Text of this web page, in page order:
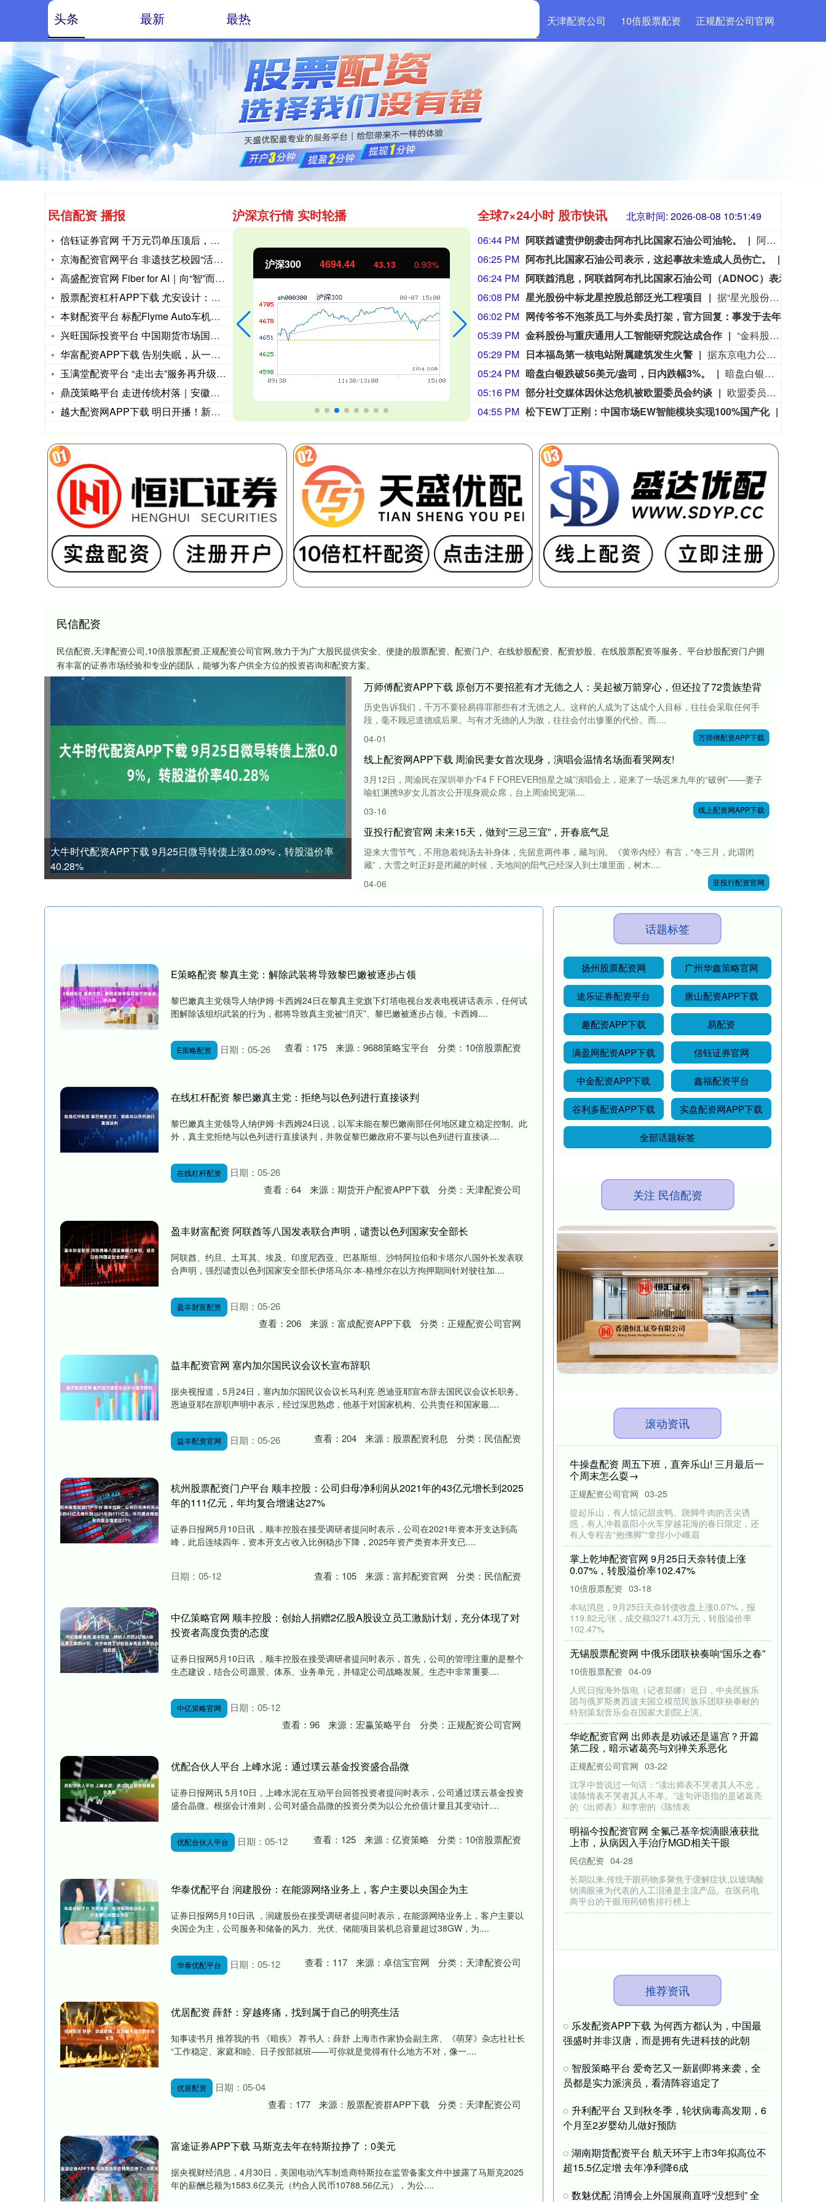
天津配资公司 10倍股票配资 正规配资公司官网
民信配资 播报
信钰证券官网 千万元罚单压顶后，成都这家支付公司五项核心变更
京海配资官网平台 非遗技艺校园“活态”传承 沪上师生雕版刷印
高盛配资官网 Fiber for AI｜向“智”而行，烽火通
股票配资杠杆APP下载 尤安设计：截至2025年9月30日公
本财配资平台 标配Flyme Auto车机，月销近2万台的博
兴旺国际投资平台 中国期货市场国际化进程稳步推进
华富配资APP下载 告别失眠，从一杯蜂王浆开始——蜜丰香高含
玉满堂配资平台 “走出去”服务再升级，临港新片区打造涉外服务
鼎茂策略平台 走进传统村落｜安徽黄山唐模村：一溪穿村，千年如
越大配资网APP下载 明日开播！新古装仙侠剧来袭，废柴庶女×
沪深京行情 实时轮播
沪深300 4694.44 43.13 0.93% 北证50 1134.24 11.37 1.01% 创业板指 3563.12 47.56 1.35% 基金指数
全球7×24小时 股市快讯 北京时间: 2026-08-08 10:51:50
06:44 PM 阿联酋谴责伊朗袭击阿布扎比国家石油公司油轮。
阿联酋谴责伊朗袭击阿布扎比国家石油公司油轮。
06:25 PM 阿布扎比国家石油公司表示，这起事故未造成人员伤亡。
06:24 PM
06:08 PM 星光股份中标龙星控股总部泛光工程项目
据“星光股份”公众号消息，近日，星光股份成功中标龙星控股总部泛光工程项目。
06:02 PM
网传爷爷不泡茶员工与外卖员打架，官方回复：事发于去年，已处罚涉事员工及负责人
05:39 PM 金科股份与重庆通用人工智能研究院达成合作
“金科股份”公众号消息，2026年8月，金科地产集团股份有限公司（简称“金科股份”）与重庆通用人工智能研究院在重庆正式签署全方位合作协议。双方将依托通用人工智能前沿技术，落地不动产全场景智慧解决方案，合力打造重庆“人工智能+不动产”产业标杆项目。
05:29 PM 日本福岛第一核电站附属建筑发生火警
据东京电力公司消息，当地时间8日15时35分左右，日本福岛第一核电站5号、6号机组服务建筑3、4层的火灾报警器发生启动。东京电力公司于当天16时01分向双叶消防本部报警。随后，消防部门赶赴现场确认，但未发现明火或冒烟。事件对核电站厂区设备没有造成影响，监测点以及厂区边界的尘埃监测仪等所测得的放射线量也未发现异常。（央视新闻）
05:24 PM 暗盘白银跌破56美元/盎司，日内跌幅3%。
暗盘白银跌破56美元/盎司，日内跌幅3%。
05:16 PM 部分社交媒体因休达危机被欧盟委员会约谈
欧盟委员会负责技术主权等事务的执行副主席汉娜·维尔库宁7日在社交媒体上表示，欧盟委员会当天就西班牙飞地休达局势约谈短视频平台TikTok和美国元公司（Meta），要求平台在危机期间加强内容监测并采取果断措施。 维尔库宁在社交媒体平台X上说，在危机情况下，社交媒体平台必须果断采取行动，维护数字空间完整性。她表示，平台应加强对相关内容的监测，并强化与事实核查机构的合作。 休达位于非洲西北部、直布罗陀海峡附近的地中海沿岸，与摩洛哥接壤。日前，大批非法移民从摩洛哥方向进入休达，引发近年来西班牙最严重的边境移民危机。 据德新社等媒体报道，一些进入休达的非法移民表示，他们此前从社交媒体获悉所谓“边境开放”“休达将提供住宿”以及“进入休达后可继续前往西班牙本土”等信息。 休达危机也引发了欧盟内部围绕外部边境管控和移民政策的新一轮争议。维尔库宁表示，欧盟委员会将于10日继续跟进相关情况。(新华社)
04:55 PM 松下EW丁正刚：中国市场EW智能模块实现100%国产化
民信配资
民信配资,天津配资公司,10倍股票配资,正规配资公司官网,致力于为广大股民提供安全、便捷的股票配资、配资门户、在线炒股配资、配资炒股、在线股票配资等服务。平台炒股配资门户拥
有丰富的证券市场经验和专业的团队，能够为客户供全方位的投资咨询和配资方案。
大牛时代配资APP下载 9月25日微导转债上涨0.09%，转股溢价率
40.28%
万师傅配资APP下载 原创万不要招惹有才无德之人：吴起被万箭穿心，但还拉了72贵族垫背
历史告诉我们，千万不要轻易得罪那些有才无德之人。这样的人成为了达成个人目标，往往会采取任何手
段，毫不顾忌道德或后果。与有才无德的人为敌，往往会付出惨重的代价。而....
04-01
万师傅配资APP下载
线上配资网APP下载 周渝民妻女首次现身，演唱会温情名场面看哭网友!
3月12日，周渝民在深圳举办“F4 F FOREVER恒星之城”演唱会上，迎来了一场迟来九年的“破例”——妻子
喻虹渊携9岁女儿首次公开现身观众席，台上周渝民宠溺....
03-16
线上配资网APP下载
亚投行配资官网 未来15天，做到“三忌三宜”，开春底气足
迎来大雪节气，不用急着炖汤去补身体，先留意两件事，藏与润。《黄帝内经》有言，“冬三月，此谓闭
藏”，大雪之时正好是闭藏的时候，天地间的阳气已经深入到土壤里面，树木....
04-06
亚投行配资官网
头条 最新 最热
E策略配资 黎真主党：解除武装将导致黎巴嫩被逐步占领
黎巴嫩真主党领导人纳伊姆·卡西姆24日在黎真主党旗下灯塔电视台发表电视讲话表示，任何试
图解除该组织武装的行为，都将导致真主党被“消灭”、黎巴嫩被逐步占领。卡西姆....
E策略配资 日期：05-26 查看： 175 来源： 9688策略宝平台 分类： 10倍股票配资
在线杠杆配资 黎巴嫩真主党：拒绝与以色列进行直接谈判
黎巴嫩真主党领导人纳伊姆·卡西姆24日说，以军未能在黎巴嫩南部任何地区建立稳定控制。此
外，真主党拒绝与以色列进行直接谈判，并敦促黎巴嫩政府不要与以色列进行直接谈....
在线杠杆配资
日期：05-26
查看： 64 来源： 期货开户配资APP下载 分类： 天津配资公司
盈丰财富配资 阿联酋等八国发表联合声明，谴责以色列国家安全部长
阿联酋、约旦、土耳其、埃及、印度尼西亚、巴基斯坦、沙特阿拉伯和卡塔尔八国外长发表联
合声明，强烈谴责以色列国家安全部长伊塔马尔·本-格维尔在以方拘押期间针对驶往加....
盈丰财富配资
日期：05-26
查看： 206 来源： 富成配资APP下载 分类： 正规配资公司官网
益丰配资官网 塞内加尔国民议会议长宣布辞职
据央视报道，5月24日，塞内加尔国民议会议长马利克·恩迪亚耶宣布辞去国民议会议长职务。
恩迪亚耶在辞职声明中表示，经过深思熟虑，他基于对国家机构、公共责任和国家最....
益丰配资官网 日期：05-26 查看： 204 来源： 股票配资利息 分类： 民信配资
杭州股票配资门户平台 顺丰控股：公司归母净利润从2021年的43亿元增长到2025
年的111亿元，年均复合增速达27%
证券日报网5月10日讯 ，顺丰控股在接受调研者提问时表示，公司在2021年资本开支达到高
峰，此后连续四年，资本开支占收入比例稳步下降，2025年资产类资本开支已....
日期：05-12 查看： 105 来源： 富邦配资官网 分类： 民信配资
中亿策略官网 顺丰控股：创始人捐赠2亿股A股设立员工激励计划，充分体现了对
投资者高度负责的态度
证券日报网5月10日讯 ，顺丰控股在接受调研者提问时表示，首先，公司的管理注重的是整个
生态建设，结合公司愿景、体系、业务单元，并锚定公司战略发展。生态中非常重要....
中亿策略官网
日期：05-12
查看： 96 来源： 宏赢策略平台 分类： 正规配资公司官网
优配合伙人平台 上峰水泥：通过璞云基金投资盛合晶微
证券日报网讯 5月10日，上峰水泥在互动平台回答投资者提问时表示，公司通过璞云基金投资
盛合晶微。根据会计准则，公司对盛合晶微的投资分类为以公允价值计量且其变动计....
优配合伙人平台 日期：05-12 查看： 125 来源： 亿资策略 分类： 10倍股票配资
华泰优配平台 润建股份：在能源网络业务上，客户主要以央国企为主
证券日报网5月10日讯 ，润建股份在接受调研者提问时表示，在能源网络业务上，客户主要以
央国企为主，公司服务和储备的风力、光伏、储能项目装机总容量超过38GW，为....
华泰优配平台 日期：05-12 查看： 117 来源： 卓信宝官网 分类： 天津配资公司
优居配资 薛舒：穿越疼痛，找到属于自己的明亮生活
知事读书月 推荐我的书 《暗疾》 荐书人：薛舒 上海市作家协会副主席、《萌芽》杂志社社长
“工作稳定、家庭和睦、日子按部就班——可你就是觉得有什么地方不对，像一....
优居配资
日期：05-04
查看： 177 来源： 股票配资群APP下载 分类： 天津配资公司
富途证券APP下载 马斯克去年在特斯拉挣了：0美元
据央视财经消息，4月30日，美国电动汽车制造商特斯拉在监管备案文件中披露了马斯克2025
年的薪酬总额为1583.6亿美元（约合人民币10788.56亿元），为公....
话题标签
扬州股票配资网 广州华鑫策略官网
途乐证券配资平台 唐山配资APP下载
趣配资APP下载 易配资
满盈网配资APP下载 信钰证券官网
中金配资APP下载 鑫福配资平台
谷利多配资APP下载 实盘配资网APP下载
全部话题标签
关注 民信配资
滚动资讯
牛操盘配资 周五下班，直奔乐山! 三月最后一
个周末怎么耍→
正规配资公司官网 03-25
提起乐山，有人惦记甜皮鸭、跷脚牛肉的舌尖诱
惑，有人冲着嘉阳小火车穿越花海的春日限定，还
有人专程去“抱佛脚”“拿捏小小峨眉
掌上乾坤配资官网 9月25日天奈转债上涨0.07%，转股溢价率102.47%
10倍股票配资 03-18
本站消息，9月25日天奈转债收盘上涨0.07%，报
119.82元/张，成交额3271.43万元，转股溢价率
102.47%
无锡股票配资网 中俄乐团联袂奏响“国乐之春”
10倍股票配资 04-09
人民日报海外版电（记者郑娜）近日，中央民族乐
团与俄罗斯奥西波夫国立模范民族乐团联袂奉献的
特别策划音乐会在国家大剧院上演。
华屹配资官网 出师表是劝诫还是逼宫？开篇
第二段，暗示诸葛亮与刘禅关系恶化
正规配资公司官网 03-22
沈孚中曾说过一句话：“读出师表不哭者其人不忠，
读陈情表不哭者其人不孝。”这句评语指的是诸葛亮
的《出师表》和李密的《陈情表
明福今投配资官网 全氟己基辛烷滴眼液获批
上市，从病因入手治疗MGD相关干眼
民信配资 04-28
长期以来,传统干眼药物多聚焦于缓解症状,以玻璃酸
钠滴眼液为代表的人工泪液是主流产品。在医药电
商平台的干眼用药销售排行榜上
推荐资讯
乐发配资APP下载 为何西方都认为，中国最
强盛时并非汉唐，而是拥有先进科技的此朝
智股策略平台 爱奇艺又一新剧即将来袭，全
员都是实力派演员，看清阵容追定了
升利配平台 又到秋冬季，轮状病毒高发期，6
个月至2岁婴幼儿做好预防
湖南期货配资平台 航天环宇上市3年拟高位不
超15.5亿定增 去年净利降6成
数魅优配 消博会上外国展商直呼“没想到” 全